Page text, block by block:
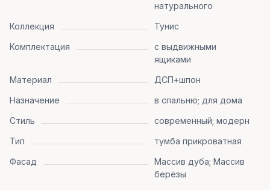
натурального
Коллекция
Тунис
Комплектация
с выдвижными
ящиками
Материал
ДСП+шпон
Назначение
в спальню; для дома
Стиль
современный; модерн
Тип
тумба прикроватная
Фасад
Массив дуба; Массив
берёзы